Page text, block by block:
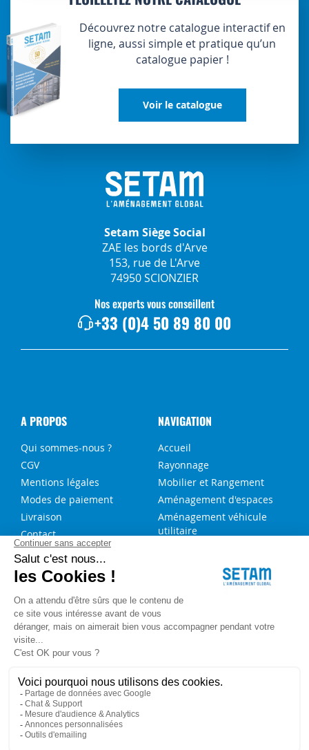
Découvrez notre catalogue interactif en
ligne, aussi simple et pratique qu’un
catalogue papier !
Voir le catalogue
Setam Siège Social
ZAE les bords d'Arve
153, rue de L'Arve
74950 SCIONZIER
Nos experts vous conseillent
+33 (0)4 50 89 80 00
A PROPOS
Qui sommes-nous ?
CGV
Mentions légales
Modes de paiement
Livraison
Contact
NAVIGATION
Accueil
Rayonnage
Mobilier et Rangement
Aménagement d'espaces
Aménagement véhicule
utilitaire
NOS SERVICES
FAQ
Blog
Aide au choix rayonnage
Service de montage
Besoin d'aide ?